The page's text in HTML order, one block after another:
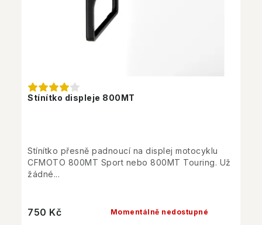
Stínítko displeje 800MT
Momentálně nedostupné
750 Kč
Stínítko přesně padnoucí na displej motocyklu
CFMOTO 800MT Sport nebo 800MT Touring. Už
žádné...